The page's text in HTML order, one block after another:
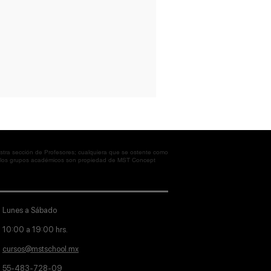
sección de Profesores; cualquiera que se ostente como
grupos académicos son propiedad de MST Concept
Lunes a Sábado
10:00 a 19:00 hrs.
cursos@mstschool.mx
55-483-728-09